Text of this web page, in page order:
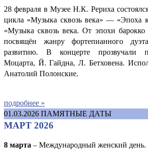
28 февраля в Музее Н.К. Рериха
цикла «Музыка сквозь века» — «Эпоха
«Музыка сквозь века. От эпохи барокко
посвящён жанру фортепианного
развитию. В концерте прозвучали
Моцарта, Й. Гайдна, Л. Бетховена.
Анатолий Полонские.
подробнее »
01.03.2026 ПАМЯТНЫЕ ДАТЫ
МАРТ 2026
8 марта – Международный женский день.